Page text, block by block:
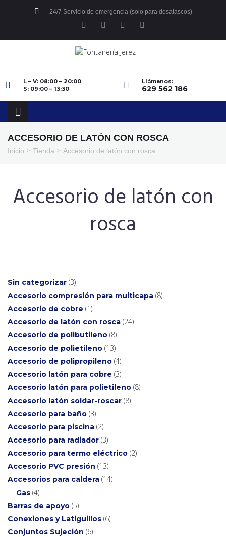
24/7 Servicio de emergencia (solo para desatascos)
L – V: 08:00 – 20:00
S: 09:00 – 13:30
Llámanos:
629 562 186
ACCESORIO DE LATÓN CON ROSCA
Inicio > Tienda > Accesorio de latón con rosca
Accesorio de latón con
rosca
Sin categorizar 3
Accesorio compresión para multicapa 8
Accesorio de cobre 1
Accesorio de latón con rosca 24
Accesorio de polibutileno 8
Accesorio de polietileno 13
Accesorio de polipropileno 4
Accesorio latón para cobre 3
Accesorio latón para polietileno 8
Accesorio latón soldar-roscar 8
Accesorio para baño 3
Accesorio para piscina 2
Accesorio para radiador 3
Accesorio para termo eléctrico 2
Accesorio PVC presión 13
Accesorios para caldera 14
Gas 4
Barras de apoyo 5
Conexiones y Latiguillos 6
Conjuntos Sujeción 6